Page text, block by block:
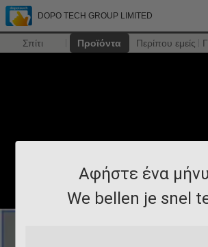
DOPO TECH GROUP LIMITED
Σπίτι Προϊόντα Περίπου εμείς
Αφήστε ένα
We bellen je snel